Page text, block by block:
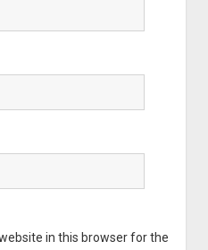
in this browser for the